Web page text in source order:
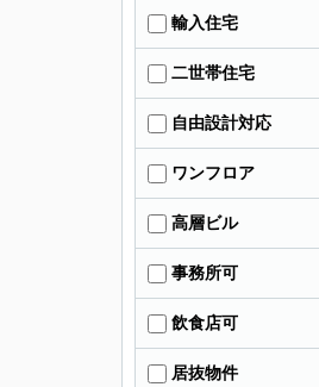
輸入住宅
二世帯住宅
自由設計対応
ワンフロア
高層ビル
事務所可
飲食店可
居抜物件